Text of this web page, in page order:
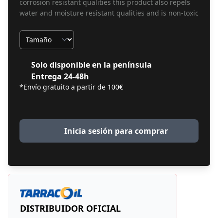
corrosion resistant qualities this product also repels
water and moisture resistant qualities and is non-toxic
Tamaño
Solo disponible en la península
Entrega 24-48h
*Envío gratuito a partir de 100€
Inicia sesión para comprar
DISTRIBUIDOR OFICIAL